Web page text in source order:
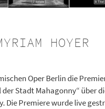
HOYER
Oper Berlin die
der Stadt Mahagonny“ über
Die Premiere wurde live